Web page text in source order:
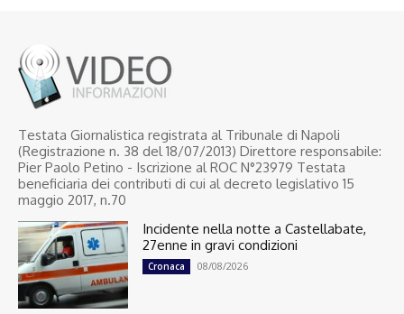
Testata Giornalistica registrata al Tribunale di Napoli
(Registrazione n. 38 del 18/07/2013) Direttore responsabile:
Pier Paolo Petino - Iscrizione al ROC N°23979 Testata
beneficiaria dei contributi di cui al decreto legislativo 15
maggio 2017, n.70
Incidente nella notte a Castellabate,
27enne in gravi condizioni
Cronaca 08/08/2026